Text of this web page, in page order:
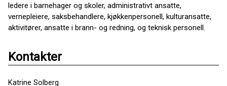
ledere i barnehager og skoler, administrativt ansatte,
vernepleiere, saksbehandlere, kjøkkenpersonell, kulturansatte,
aktivitører, ansatte i brann- og redning, og teknisk personell.
Kontakter
Katrine Solberg